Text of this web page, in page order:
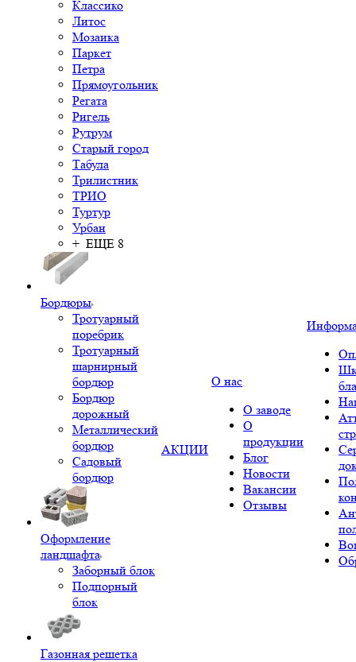
Классико
Литос
Мозаика
Паркет
Петра
Прямоугольник
Регата
Ригель
Рутрум
Старый город
Табула
Трилистник
ТРИО
Туртур
Урбан
+ ЕЩЕ 8
Бордюры
Тротуарный
поребрик
Тротуарный
шарнирный
бордюр
Бордюр
дорожный
Металлический
бордюр
Садовый
бордюр
Оформление
ландшафта
Заборный блок
Подпорный
блок
Газонная решетка
АКЦИИ
О нас
О заводе
О
продукции
Блог
Новости
Вакансии
Отзывы